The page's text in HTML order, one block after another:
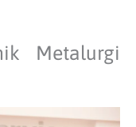
Metalurgi